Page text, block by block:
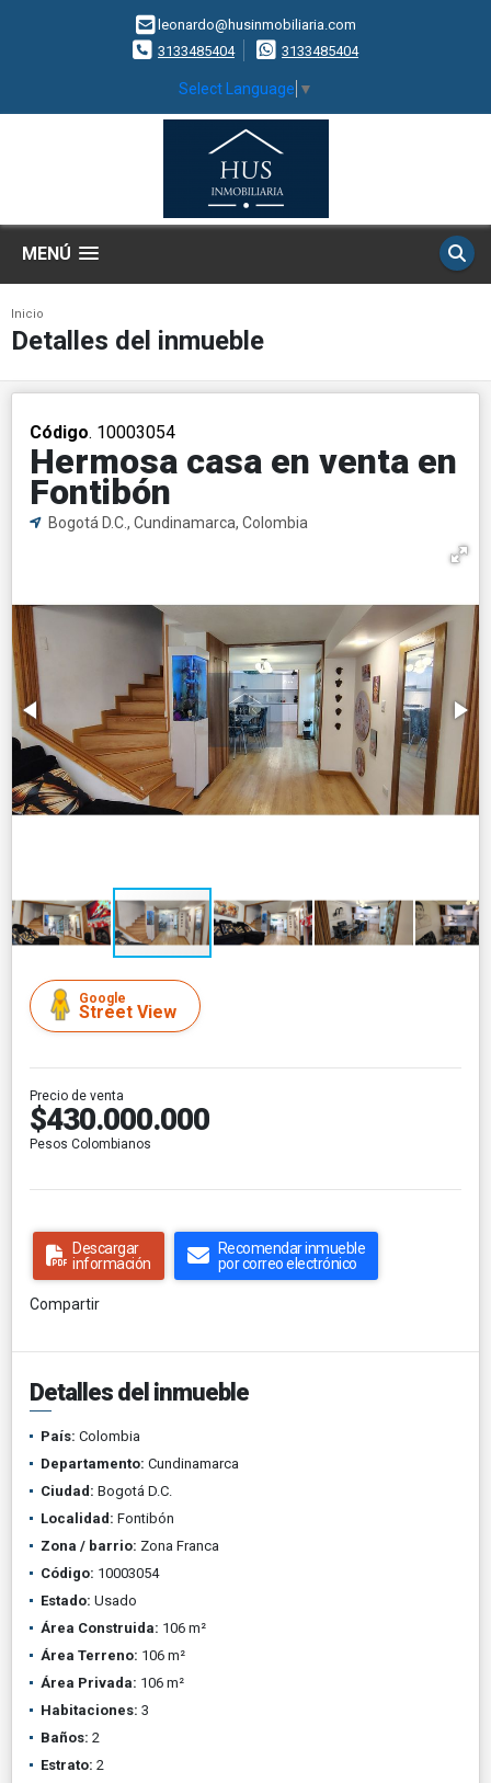
leonardo@husinmobiliaria.com
3133485404
3133485404
Select Language ▼
MENÚ
Inicio
Detalles del inmueble
Código. 10003054
Hermosa casa en venta en
Fontibón
Bogotá D.C., Cundinamarca, Colombia
Google
Street View
Precio de venta
$430.000.000
Pesos Colombianos
Descargar
información
Recomendar inmueble
por correo electrónico
Compartir
Detalles del inmueble
País: Colombia
Departamento: Cundinamarca
Ciudad: Bogotá D.C.
Localidad: Fontibón
Zona / barrio: Zona Franca
Código: 10003054
Estado: Usado
Área Construida: 106 m²
Área Terreno: 106 m²
Área Privada: 106 m²
Habitaciones: 3
Baños: 2
Estrato: 2